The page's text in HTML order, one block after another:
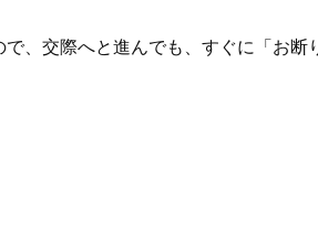
、交際へと進んでも、すぐに「お断